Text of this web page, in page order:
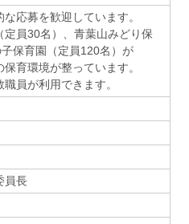
応募を歓迎しています。
定員30名）、青葉山みどり保
保育園（定員120名）が
育環境が整っています。
員が利用できます。
員長